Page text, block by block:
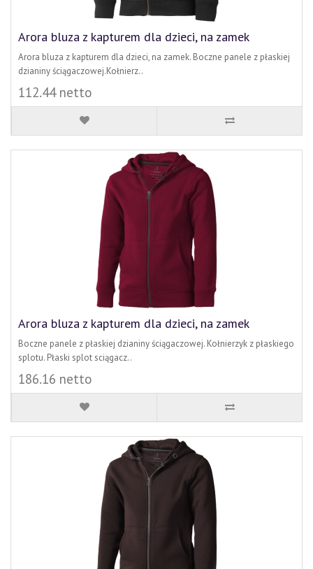
Arora bluza z kapturem dla dzieci, na zamek
Arora bluza z kapturem dla dzieci, na zamek. Boczne panele z płaskiej
dzianiny ściągaczowej.Kołnierz..
112.44 netto
Arora bluza z kapturem dla dzieci, na zamek
Boczne panele z płaskiej dzianiny ściągaczowej. Kołnierzyk z płaskiego
splotu. Płaski splot sciągacz..
186.16 netto